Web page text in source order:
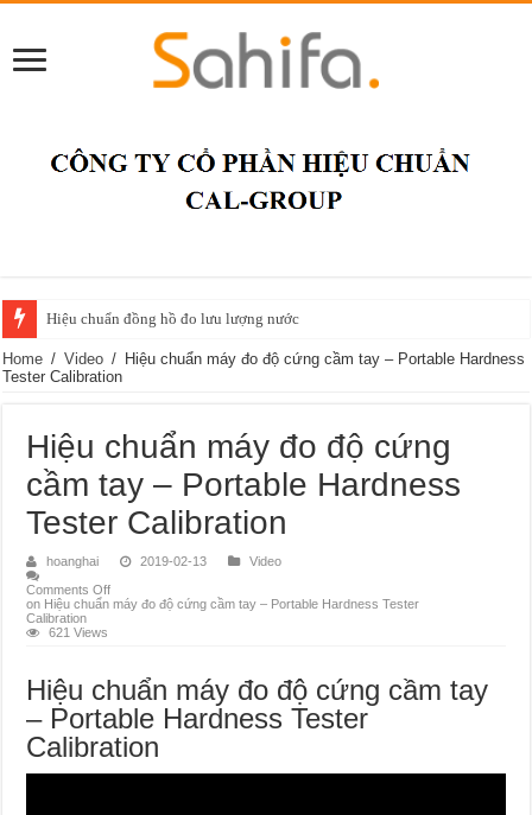
Hiệu chuẩn đồng hồ đo lưu lượng nước
Home / Video / Hiệu chuẩn máy đo độ cứng cầm tay – Portable Hardness
Tester Calibration
Hiệu chuẩn máy đo độ cứng
cầm tay – Portable Hardness
Tester Calibration
hoanghai 2019-02-13
Video
Comments Off
on Hiệu chuẩn máy đo độ cứng cầm tay – Portable Hardness Tester
Calibration
621 Views
Hiệu chuẩn máy đo độ cứng cầm tay
– Portable Hardness Tester
Calibration